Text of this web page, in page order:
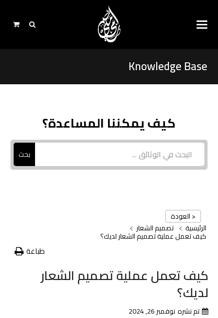
Knowledge Base
كيف يمكننا المساعدة؟
بحث
< العودة
الرئيسية
تصميم الشعار
كيف تعمل عملية تصميم الشعار لديك؟
طباعة
كيف تعمل عملية تصميم الشعار
لديك؟
تم نشره نوفمبر 26, 2024